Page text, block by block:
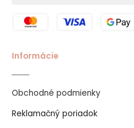
Informácie
Obchodné podmienky
Reklamačný poriadok